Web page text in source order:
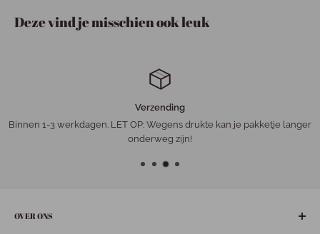
Deze vind je misschien ook leuk
Verzending
Binnen 1-3 werkdagen. LET OP: Wegens drukte kan je pakketje langer
onderweg zijn!
OVER ONS